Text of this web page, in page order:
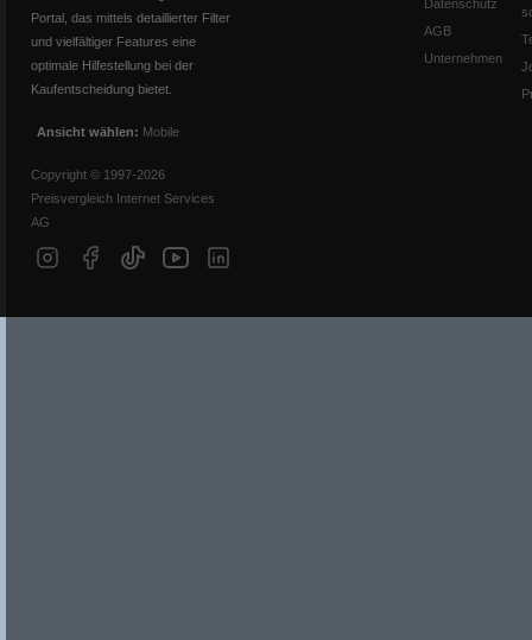
Portal, das mittels detaillierter Filter
und vielfältiger Features eine
optimale Hilfestellung bei der
Kaufentscheidung bietet.
Ansicht wählen: Mobile
Copyright © 1997-2026
Preisvergleich Internet Services
AG
Datenschutz
AGB
Unternehmen